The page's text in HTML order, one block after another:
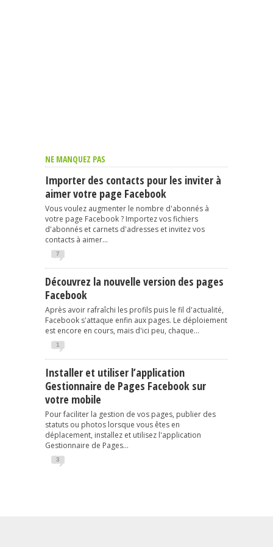
NE MANQUEZ PAS
Importer des contacts pour les inviter à
aimer votre page Facebook
Vous voulez augmenter le nombre d'abonnés à
votre page Facebook ? Importez vos fichiers
d'abonnés et carnets d'adresses et invitez vos
contacts à aimer...
7
Découvrez la nouvelle version des pages
Facebook
Après avoir rafraîchi les profils puis le fil d'actualité,
Facebook s'attaque enfin aux pages. Le déploiement
est encore en cours, mais d'ici peu, chaque...
1
Installer et utiliser l’application
Gestionnaire de Pages Facebook sur
votre mobile
Pour faciliter la gestion de vos pages, publier des
statuts ou photos lorsque vous êtes en
déplacement, installez et utilisez l'application
Gestionnaire de Pages...
3